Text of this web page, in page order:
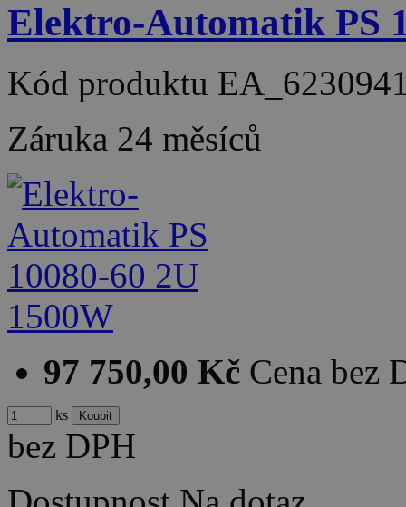
Elektro-Automatik PS
Kód produktu
Záruka 24 měsíců
97 750,00 Kč Cena bez
ks
bez DPH